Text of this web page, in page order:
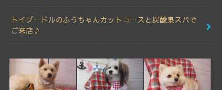
トイプードルのふうちゃんカットコースと炭酸泉スパで
ご来店♪